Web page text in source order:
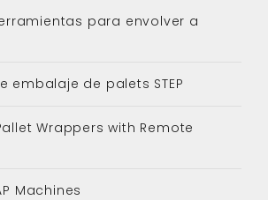
para envolver a
embalaje de palets STEP
Wrappers with Remote
Machines